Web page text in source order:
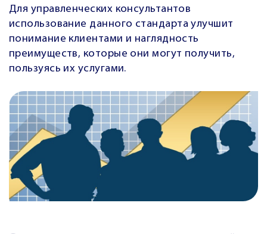
Для управленческих консультантов
использование данного стандарта улучшит
понимание клиентами и наглядность
преимуществ, которые они могут получить,
пользуясь их услугами.